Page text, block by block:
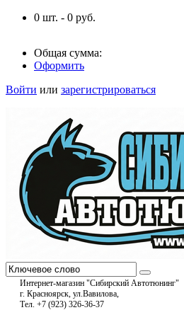
0 шт. - 0 руб.
Общая сумма:
Оформить
Войти или зарегистрироваться
Интернет-магазин "Сибирский Автотюнинг"
г. Красноярск, ул.Вавилова,
Тел. +7 (923) 326-36-37